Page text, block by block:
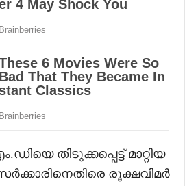
തിടുക്കപ്പെട്ട് മാറ്റിയ
രൂക്ഷവിമർ